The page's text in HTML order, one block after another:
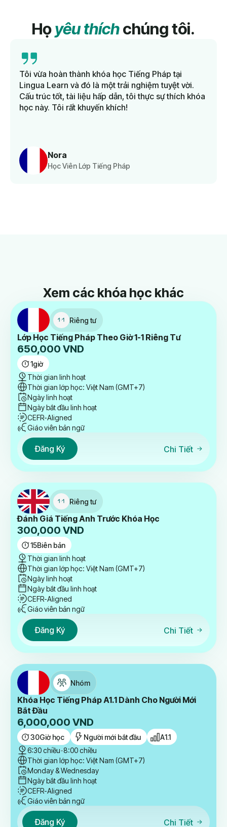
Họyêu thíchchúng tôi.
Nora
Học Viên Lớp Tiếng Pháp
Tôi vừa hoàn thành khóa học Tiếng Pháp tại
Lingua Learn và đó là một trải nghiệm tuyệt vời.
Cấu trúc tốt, tài liệu hấp dẫn, tôi thực sự thích khóa
học này. Tôi rất khuyến khích!
Xem các khóa học khác
Riêng tư
Lớp Học Tiếng Pháp Theo Giờ 1-1 Riêng Tư
650,000 VND
1giờ
Thời gian linh hoạt
Thời gian lớp học: Việt Nam (GMT+7)
Ngày linh hoạt
Ngày bắt đầu linh hoạt
CEFR-Aligned
Giáo viên bản ngữ
Đăng Ký Chi Tiết
Riêng tư
Đánh Giá Tiếng Anh Trước Khóa Học
300,000 VND
15Biên bản
Thời gian linh hoạt
Thời gian lớp học: Việt Nam (GMT+7)
Ngày linh hoạt
Ngày bắt đầu linh hoạt
CEFR-Aligned
Giáo viên bản ngữ
Đăng Ký Chi Tiết
Nhóm
Khóa Học Tiếng Pháp A1.1 Dành Cho Người Mới
Bắt Đầu
6,000,000 VND
30Giờ học Người mới bắt đầu
A1.1
6:30 chiều-8:00 chiều
Thời gian lớp học: Việt Nam (GMT+7)
Monday & Wednesday
Ngày bắt đầu linh hoạt
CEFR-Aligned
Giáo viên bản ngữ
Đăng Ký Chi Tiết